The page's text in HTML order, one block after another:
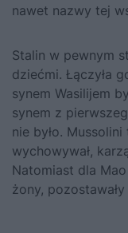
nawet nazwy tej
Stalin w pewnym
dziećmi. Łączyła
synem Wasilijem
synem z
nie było.
wychowywał,
Natomiast dla
żony,